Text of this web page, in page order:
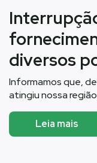
diversos
Informamos que,
atingiu nossa
Leia mais